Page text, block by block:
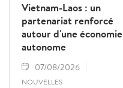
Vietnam-Laos : un
partenariat renforcé
autour d'une économie
autonome
07/08/2026
NOUVELLES